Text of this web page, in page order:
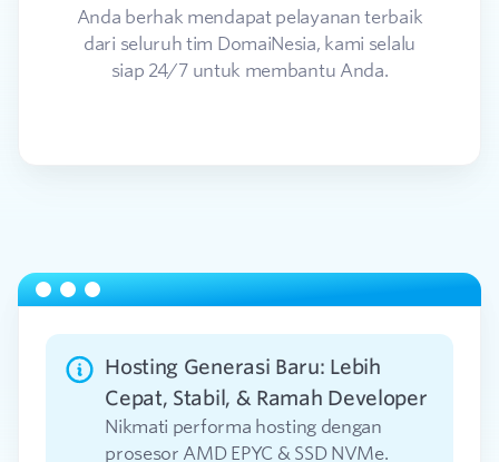
Anda berhak mendapat pelayanan terbaik
dari seluruh tim DomaiNesia, kami selalu
siap 24/7 untuk membantu Anda.
Hosting Generasi Baru: Lebih
Cepat, Stabil, & Ramah Developer
Nikmati performa hosting dengan
prosesor AMD EPYC & SSD NVMe.